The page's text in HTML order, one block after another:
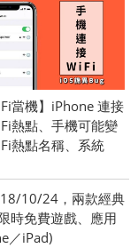
當機】iPhone 連接
熱點、手機可能變
熱點名稱、系統
10/24，兩款經典
時免費遊戲、應用
／iPad)